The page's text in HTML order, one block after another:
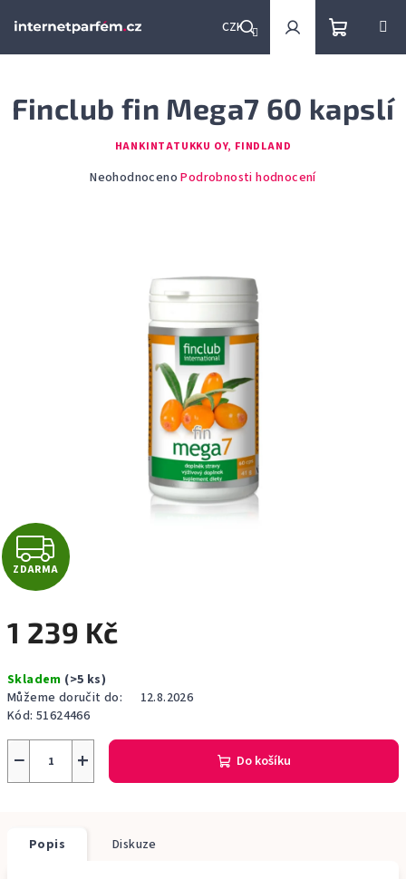
CZK
Hledat PřihlášeníNákupní
košík
1 239 Kč
cena:
Skladem (>5 ks)
Můžeme doručit do:
12.8.2026
Kód: 51624466
+
− Do košíku
Finclub fin Mega7 60 kapslí
HANKINTATUKKU OY, FINDLAND
Průměrné
hvězdiček.
Neohodnoceno Podrobnosti hodnocení
Z
D
A
M
A
ZDARMA
Popis Diskuze